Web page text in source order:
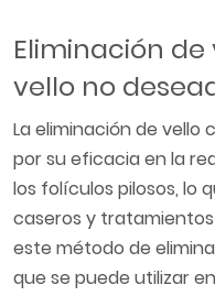
Eliminación
vello no
La eliminación de vello
por su eficacia en la
los folículos pilosos, lo
caseros y
este método de
que se puede utilizar